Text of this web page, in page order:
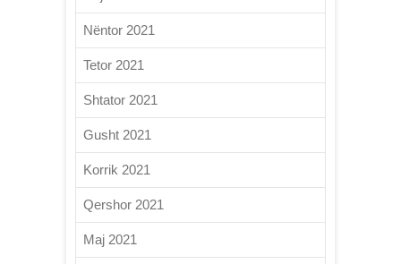
Nëntor 2021
Tetor 2021
Shtator 2021
Gusht 2021
Korrik 2021
Qershor 2021
Maj 2021